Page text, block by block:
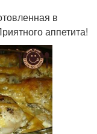
в
аппетита!